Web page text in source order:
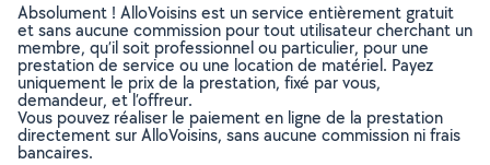
Absolument ! AlloVoisins est un service entièrement gratuit
et sans aucune commission pour tout utilisateur cherchant un
membre, qu’il soit professionnel ou particulier, pour une
prestation de service ou une location de matériel. Payez
uniquement le prix de la prestation, fixé par vous,
demandeur, et l’offreur.
Vous pouvez réaliser le paiement en ligne de la prestation
directement sur AlloVoisins, sans aucune commission ni frais
bancaires.